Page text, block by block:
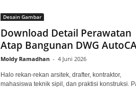
Desain Gambar
Download Detail Perawatan
Atap Bangunan DWG
Moldy Ramadhan - 4 Juni 2026
Halo rekan-rekan arsitek, drafter, kontraktor,
mahasiswa teknik sipil, dan praktisi konstruksi.